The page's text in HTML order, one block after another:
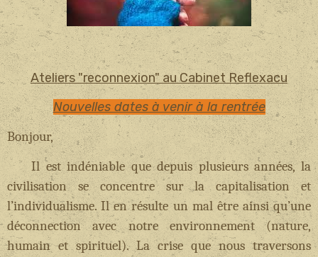
Ateliers "reconnexion" au Cabinet Reflexacu
Nouvelles dates à venir à la rentrée
Bonjour,
Il est indéniable que depuis plusieurs années, la
civilisation se concentre sur la capitalisation et
l’individualisme. Il en résulte un mal être ainsi qu’une
déconnection avec notre environnement (nature,
humain et spirituel). La crise que nous traversons